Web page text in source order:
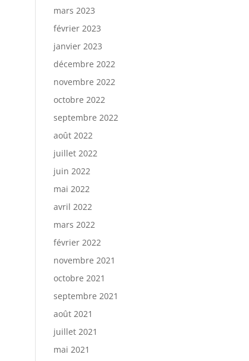
mars 2023
février 2023
janvier 2023
décembre 2022
novembre 2022
octobre 2022
septembre 2022
août 2022
juillet 2022
juin 2022
mai 2022
avril 2022
mars 2022
février 2022
novembre 2021
octobre 2021
septembre 2021
août 2021
juillet 2021
mai 2021